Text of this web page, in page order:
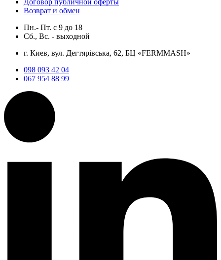
Возврат и обмен
Пн.- Пт. с 9 до 18
Сб., Вс. - выходной
г. Киев, вул. Дегтярівська, 62, БЦ «FERMMASH»
098 093 42 04
067 954 88 99